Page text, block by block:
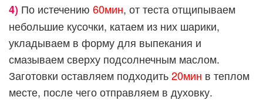
4) По истечению 60мин, от теста отщипываем
небольшие кусочки, катаем из них шарики,
укладываем в форму для выпекания и
смазываем сверху подсолнечным маслом.
Заготовки оставляем подходить20мин в теплом
месте, после чего отправляем в духовку.